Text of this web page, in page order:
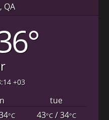
QA
+03
tue
°C 43°C/ 34°C